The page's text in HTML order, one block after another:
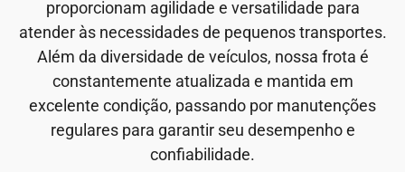
proporcionam agilidade e versatilidade para
atender às necessidades de pequenos transportes.
Além da diversidade de veículos, nossa frota é
constantemente atualizada e mantida em
excelente condição, passando por manutenções
regulares para garantir seu desempenho e
confiabilidade.